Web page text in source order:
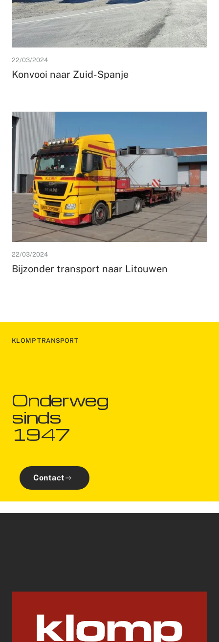
22/03/2024
Konvooi naar Zuid-Spanje
22/03/2024
Bijzonder transport naar Litouwen
KLOMP TRANSPORT
Onderweg
sinds
1947
Contact